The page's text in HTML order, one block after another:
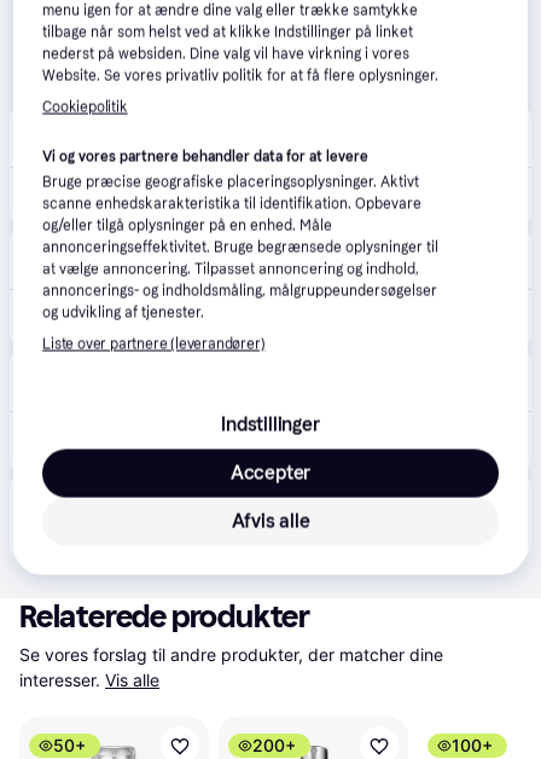
Fri fragt 1-3 dage
Bright Crystal edt 200ml
BilligParfume.dk 5.0(2)
Fri fragt,4-8 dage
Versace - Bright Crystal - 200 ml - Edt
Eller 3 betalinger af 263 kr.
Produktet fås også hos 1 butik, som ikke er betalende
Relaterede produkter
Se vores forslag til andre produkter, der matcher dine
interesser. Vis alle
50+ 200+ 100+
menu igen for at ændre dine valg eller trække samtykke
tilbage når som helst ved at klikke Indstillinger på linket
nederst på websiden. Dine valg vil have virkning i vores
Website. Se vores privatliv politik for at få flere oplysninger.
Cookiepolitik
Vi og vores partnere behandler data for at levere
Bruge præcise geografiske placeringsoplysninger. Aktivt
scanne enhedskarakteristika til identifikation. Opbevare
og/eller tilgå oplysninger på en enhed. Måle
annonceringseffektivitet. Bruge begrænsede oplysninger til
at vælge annoncering. Tilpasset annoncering og indhold,
annoncerings- og indholdsmåling, målgruppeundersøgelser
og udvikling af tjenester.
Liste over partnere (leverandører)
Indstillinger
Afvis alle
Accepter